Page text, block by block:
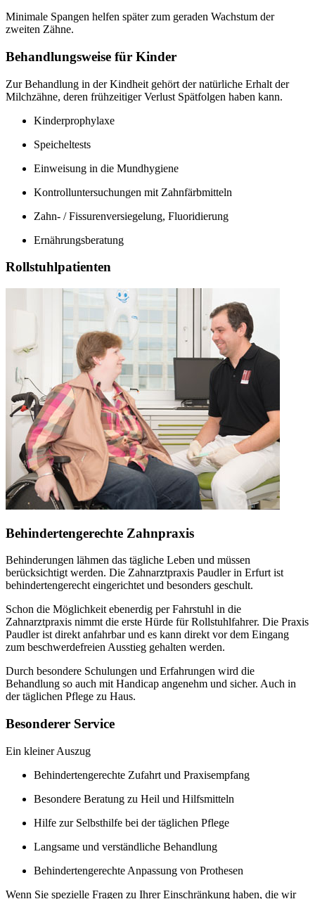
Minimale Spangen helfen später zum geraden Wachstum der
zweiten Zähne.
Behandlungsweise für Kinder
Zur Behandlung in der Kindheit gehört der natürliche Erhalt der
Milchzähne, deren frühzeitiger Verlust Spätfolgen haben kann.
Kinderprophylaxe
Speicheltests
Einweisung in die Mundhygiene
Kontrolluntersuchungen mit Zahnfärbmitteln
Zahn- / Fissurenversiegelung, Fluoridierung
Ernährungsberatung
Rollstuhlpatienten
Behindertengerechte Zahnpraxis
Behinderungen lähmen das tägliche Leben und müssen
berücksichtigt werden. Die Zahnarztpraxis Paudler in Erfurt ist
behindertengerecht eingerichtet und besonders geschult.
Schon die Möglichkeit ebenerdig per Fahrstuhl in die
Zahnarztpraxis nimmt die erste Hürde für Rollstuhlfahrer. Die Praxis
Paudler ist direkt anfahrbar und es kann direkt vor dem Eingang
zum beschwerdefreien Ausstieg gehalten werden.
Durch besondere Schulungen und Erfahrungen wird die
Behandlung so auch mit Handicap angenehm und sicher. Auch in
der täglichen Pflege zu Haus.
Besonderer Service
Ein kleiner Auszug
Behindertengerechte Zufahrt und Praxisempfang
Besondere Beratung zu Heil und Hilfsmitteln
Hilfe zur Selbsthilfe bei der täglichen Pflege
Langsame und verständliche Behandlung
Behindertengerechte Anpassung von Prothesen
Wenn Sie spezielle Fragen zu Ihrer Einschränkung haben, die wir